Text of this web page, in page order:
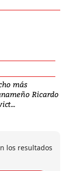
más
Ricardo
los resultados